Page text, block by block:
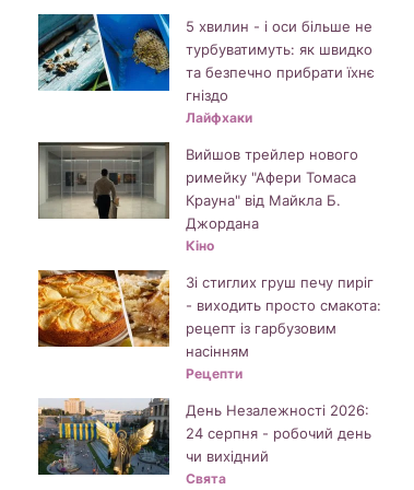
5 хвилин - і оси більше не
турбуватимуть: як швидко
та безпечно прибрати їхнє
гніздо
Лайфхаки
Вийшов трейлер нового
римейку "Афери Томаса
Крауна" від Майкла Б.
Джордана
Кіно
Зі стиглих груш печу пиріг
- виходить просто смакота:
рецепт із гарбузовим
насінням
Рецепти
День Незалежності 2026:
24 серпня - робочий день
чи вихідний
Свята